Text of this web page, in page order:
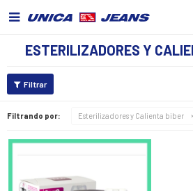

ESTERILIZADORES Y
Filtrando por: Esterilizadores y Calienta biber